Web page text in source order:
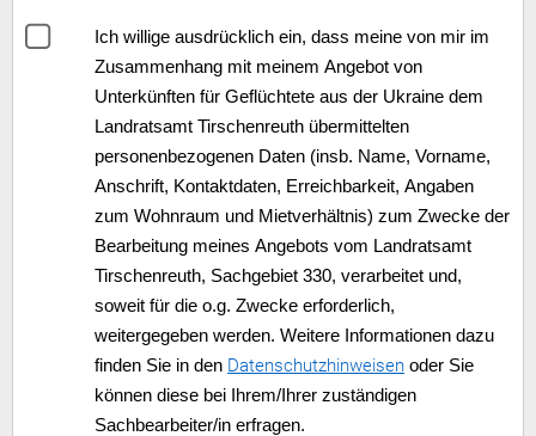
Ich willige ausdrücklich ein, dass meine von mir im
Zusammenhang mit meinem Angebot von
Unterkünften für Geflüchtete aus der Ukraine dem
Landratsamt Tirschenreuth übermittelten
personenbezogenen Daten (insb. Name, Vorname,
Anschrift, Kontaktdaten, Erreichbarkeit, Angaben
zum Wohnraum und Mietverhältnis) zum Zwecke der
Bearbeitung meines Angebots vom Landratsamt
Tirschenreuth, Sachgebiet 330, verarbeitet und,
soweit für die o.g. Zwecke erforderlich,
weitergegeben werden. Weitere Informationen dazu
finden Sie in den Datenschutzhinweisen oder Sie
können diese bei Ihrem/Ihrer zuständigen
Sachbearbeiter/in erfragen.